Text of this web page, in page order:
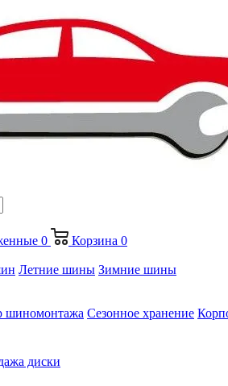
0 Корзина 0
Летние шины Зимние шины
шиномонтажа Сезонное хранение
диски